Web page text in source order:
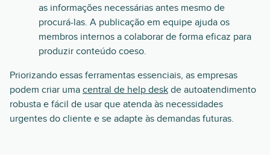
as informações necessárias antes mesmo de
procurá-las. A publicação em equipe ajuda os
membros internos a colaborar de forma eficaz para
produzir conteúdo coeso.
Priorizando essas ferramentas essenciais, as empresas
podem criar uma central de help desk de autoatendimento
robusta e fácil de usar que atenda às necessidades
urgentes do cliente e se adapte às demandas futuras.